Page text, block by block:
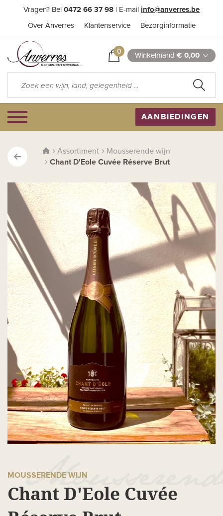
Vragen? Bel 0472 66 37 98 | E-mail info@anverres.be
Over Anverres Klantenservice Bezorginformatie
0 Winkelmand € 0,00
AANBIEDINGEN
Assortiment
Mousserende wijn
Chant D'Eole Cuvée Réserve Brut
MOUSSERENDE WIJN
Chant D'Eole Cuvée